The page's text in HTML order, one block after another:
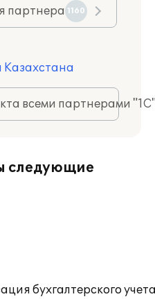
партнера 1160
Казахстана
всеми партнерами
следующие
бухгалтерского